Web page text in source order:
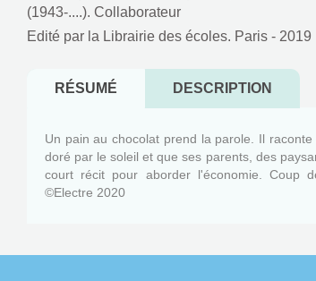
(1943-....). Collaborateur
Edité par la Librairie des écoles. Paris - 2019
RÉSUMÉ DESCRIPTION
Un pain au chocolat prend la parole. Il
doré par le soleil et que ses parents, des
court récit pour aborder l'économie. Coup
©Electre 2020